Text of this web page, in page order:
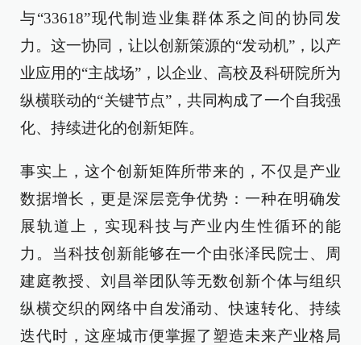
与“33618”现代制造业集群体系之间的协同发
力。这一协同，让以创新策源的“发动机”，以产
业应用的“主战场”，以企业、高校及科研院所为
纵横联动的“关键节点”，共同构成了一个自我强
化、持续进化的创新矩阵。
事实上，这个创新矩阵所带来的，不仅是产业
数据增长，更是深层竞争优势：一种在明确发
展轨道上，实现科技与产业内生性循环的能
力。当科技创新能够在一个由张泽民院士、周
建庭教授、刘昌举团队等无数创新个体与组织
纵横交织的网络中自发涌动、快速转化、持续
迭代时，这座城市便掌握了塑造未来产业格局